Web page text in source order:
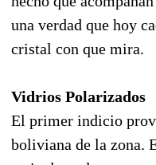
una verdad que hoy
cristal con que mira.
Vidrios Polarizados
El primer indicio
boliviana de la zona.